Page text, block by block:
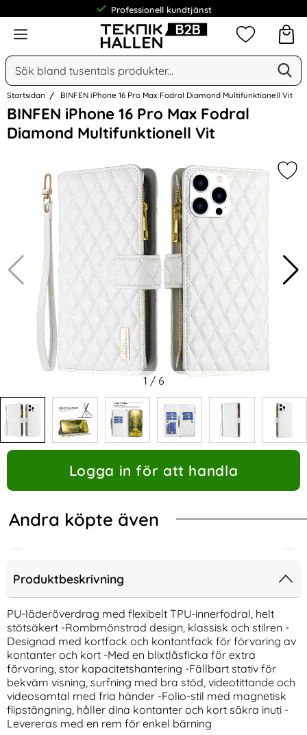
Professionell kundtjänst
Meny
Sök
Sök på Narse Group AB
Mina
Startsidan BINFEN iPhone 16 Pro Max Fodral Diamond Multifunktionell Vit
BINFEN iPhone 16 Pro Max Fodral
Diamond Multifunktionell Vit
Hoppa
över
Bilder
1 / 6
Logga in för att handla
Andra köpte även
REDPEPPER iPhone 16 Pro
REDPEPPER iPhone 16 Pro
Produktbeskrivning
PU-läderöverdrag med flexibelt TPU-innerfodral, helt
stötsäkert -Rombmönstrad design, klassisk och stilren -
Designad med kortfack och kontantfack för förvaring av
kontanter och kort -Med en blixtlåsficka för extra
förvaring, stor kapacitetshantering -Fällbart stativ för
bekväm visning, surfning med bra stöd, videotittande och
videosamtal med fria händer -Folio-stil med magnetisk
flipstängning, håller dina kontanter och kort säkra inuti -
Levereras med en rem för enkel bärning